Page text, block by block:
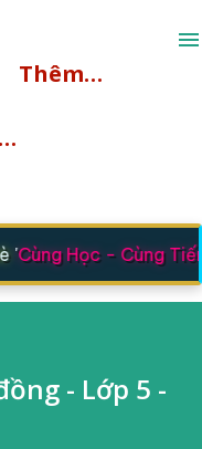
Thêm…
Cùng Học - Cùng Tiến'
- Lớp 5 -